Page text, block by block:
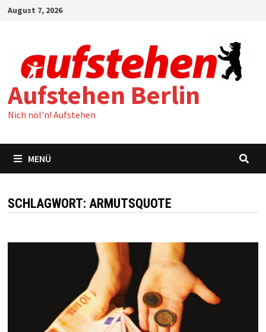
ZumAugust 7, 2026
Aufstehen Berlin
Nich nöl'n! Aufstehen
MENÜ
SCHLAGWORT: ARMUTSQUOTE